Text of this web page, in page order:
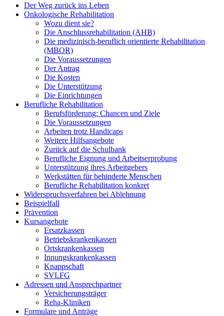
Der Weg zurück ins Leben
Onkologische Rehabilitation
Wozu dient sie?
Die Anschlussrehabilitation (AHB)
Die medizinisch-beruflich orientierte Rehabilitation
(MBOR)
Die Voraussetzungen
Der Antrag
Die Kosten
Die Unterstützung
Die Einrichtungen
Berufliche Rehabilitation
Berufsförderung: Chancen und Ziele
Die Voraussetzungen
Arbeiten trotz Handicaps
Weitere Hilfsangebote
Zurück auf die Schulbank
Berufliche Eignung und Arbeitserprobung
Unterstützung ihres Arbeitgebers
Werkstätten für behinderte Menschen
Berufliche Rehabilitation konkret
Widerspruchsverfahren bei Ablehnung
Beispielfall
Prävention
Kursangebote
Ersatzkassen
Betriebskrankenkassen
Ortskrankenkassen
Innungskrankenkassen
Knappschaft
SVLFG
Adressen und Ansprechpartner
Versicherungsträger
Reha-Kliniken
Formulare und Anträge